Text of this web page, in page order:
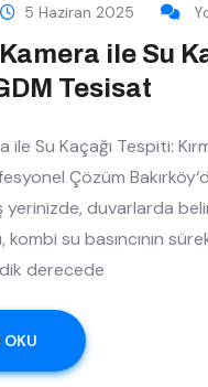
5 Haziran 2025
ile Su
Tesisat
ile Su Kaçağı Tespiti:
Çözüm
yerinizde, duvarlarda
su basıncının
derecede
OKU